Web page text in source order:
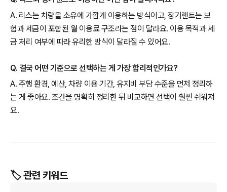
A. 리스는 차량을 소유에 가깝게 이용하는 방식이고, 장기렌트는 보
험과 세금이 포함된 월 이용료 구조라는 점이 달라요. 이용 목적과 세
금 처리 여부에 따라 유리한 방식이 달라질 수 있어요.
Q. 결국 어떤 기준으로 선택하는 게 가장 합리적인가요?
A. 주행 환경, 예산, 차량 이용 기간, 유지비 부담 수준을 먼저 정리하
는 게 좋아요. 조건을 명확히 정리한 뒤 비교하면 선택이 훨씬 쉬워져
요.
🏷️ 관련 키워드